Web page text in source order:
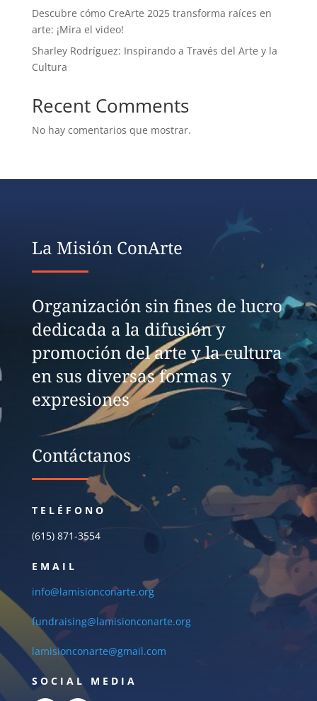
Descubre cómo CreArte 2025 transforma raíces en
arte: ¡Mira el video!
Sharley Rodríguez: Inspirando a Través del Arte y la
Cultura
Recent Comments
No hay comentarios que mostrar.
La Misión ConArte
Organización sin fines de lucro
dedicada a la difusión y
promoción del arte y la cultura
en sus diversas formas y
expresiones
Contáctanos
TELÉFONO
(615) 871-3554
EMAIL
info@lamisionconarte.org
fundraising@lamisionconarte.org
lamisionconarte@gmail.com
SOCIAL MEDIA